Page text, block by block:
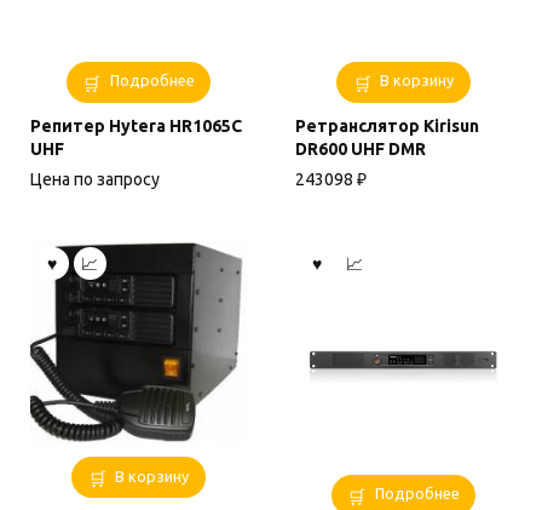
Подробнее
Репитер Hytera HR1065С
UHF
Цена по запросу
В корзину
Ретранслятор Kirisun
DR600 UHF DMR
243098 ₽
В корзину
Подробнее